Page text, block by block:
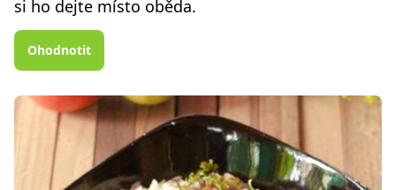
si ho dejte místo oběda.
Ohodnotit